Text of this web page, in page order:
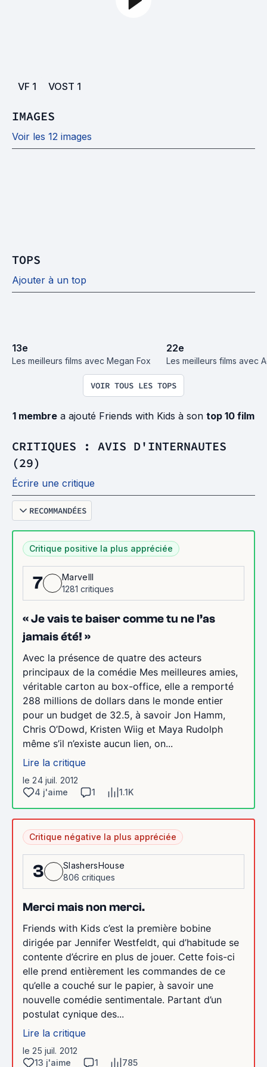
VF 1 VOST 1
IMAGES
Voir les 12 images
TOPS
Ajouter à un top
13e
Les meilleurs films avec Megan Fox
22e
Les meilleurs films avec
VOIR TOUS LES TOPS
1 membre a ajouté Friends with Kids à son top 10 film
CRITIQUES : AVIS D'INTERNAUTES
(29)
Écrire une critique
RECOMMANDÉES
Critique positive la plus appréciée
7
Marvelll
1281 critiques
« Je vais te baiser comme tu ne l’as
jamais été! »
Avec la présence de quatre des acteurs
principaux de la comédie Mes meilleures amies,
véritable carton au box-office, elle a remporté
288 millions de dollars dans le monde entier
pour un budget de 32.5, à savoir Jon Hamm,
Chris O’Dowd, Kristen Wiig et Maya Rudolph
même s’il n’existe aucun lien, on...
Lire la critique
le 24 juil. 2012
4 j'aime
1 1.1K
Critique négative la plus appréciée
3
SlashersHouse
806 critiques
Merci mais non merci.
Friends with Kids c’est la première bobine
dirigée par Jennifer Westfeldt, qui d’habitude se
contente d’écrire en plus de jouer. Cette fois-ci
elle prend entièrement les commandes de ce
qu’elle a couché sur le papier, à savoir une
nouvelle comédie sentimentale. Partant d’un
postulat cynique des...
Lire la critique
le 25 juil. 2012
13 j'aime
1 785